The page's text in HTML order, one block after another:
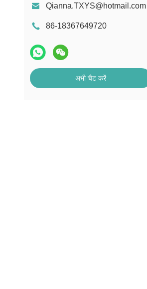
Qianna.TXYS@hotmail.com
86-18367649720
अभी चैट करें